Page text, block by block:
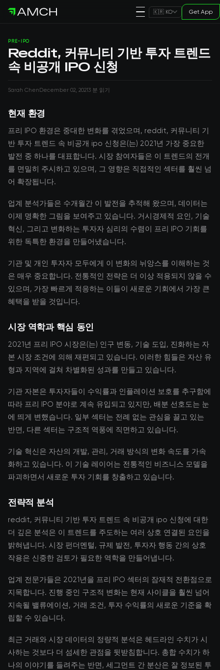
🇰🇷 KO Get App
PRE-IPO
Reddit, 커뮤니티 기반 투자 트렌드
속 비공개 IPO 신청
Sarah ChenDecember 02, 20213 분 읽기
현재 환경
프리 IPO 환경은 중대한 변화를 겪었으며, reddit, 커뮤니티 기
반 투자 트렌드 속 비공개 ipo 신청은(는) 2021년 가장 중요한
발전 중 하나를 대표합니다. 시장 참여자들은 이 트렌드의 전개
를 면밀히 주시하고 있으며, 그 영향은 직접적인 섹터를 훨씬 넘
어 확장됩니다.
업계 분석가들은 수개월간 이 발전을 추적해 왔으며, 데이터는
이제 명확한 그림을 보여주고 있습니다. 거시경제적 요인, 기술
혁신, 그리고 변화하는 투자자 심리의 수렴이 프리 IPO 기회를
위한 독특한 환경을 만들어냈습니다.
기관 및 개인 투자자 모두에게 이 변화의 뉘앙스를 이해하는 것
은 매우 중요합니다. 전통적인 전략은 더 이상 적용되지 않을 수
있으며, 가장 빠르게 적응하는 이들이 새로운 기회에서 가장 큰
혜택을 받을 것입니다.
시장 역학과 핵심 동인
2021년 프리 IPO 시장은(는) 인구 변동, 기술 도입, 진화하는 자
본 시장 조건에 의해 재편되고 있습니다. 이러한 힘들은 자산 유
형과 지역에 걸쳐 차별화된 성과를 만들고 있습니다.
기관 자본은 투자자들이 수익률과 인플레이션 보호를 추구함에
따라 프리 IPO 분야로 계속 유입되고 있지만, 배분 선호도는 눈
에 띄게 변했습니다. 일부 섹터는 전례 없는 관심을 끌고 있는
반면, 다른 섹터는 구조적 역풍에 직면하고 있습니다.
기술 혁신은 자산의 개발, 관리, 거래 방식의 변화 속도를 가속
화하고 있습니다. 이 기술 레이어는 전통적인 비즈니스 모델을
파괴하면서 새로운 투자 기회를 창출하고 있습니다.
전략적 분석
reddit, 커뮤니티 기반 투자 트렌드 속 비공개 ipo 신청에 대한
더 깊은 분석은 이 트렌드를 주도하는 여러 상호 연결된 요인을
밝혀냅니다. 시장 펀더멘털, 규제 발전, 투자자 행동 간의 상호
작용은 신중한 검토가 필요한 역학을 만들어냅니다.
업계 전문가들은 2021년을 프리 IPO 섹터의 잠재적 전환점으로
지목합니다. 진행 중인 구조적 변화는 현재 사이클을 훨씬 넘어
지속될 밸류에이션, 거래 조건, 투자 수익률의 새로운 기준을 확
립할 수 있습니다.
최근 거래와 시장 데이터의 정량적 분석은 헤드라인 수치가 시
사하는 것보다 더 섬세한 관점을 뒷받침합니다. 총합 수치가 하
나의 이야기를 들려주는 반면, 세그먼트 간 분산은 잘 정보된 투